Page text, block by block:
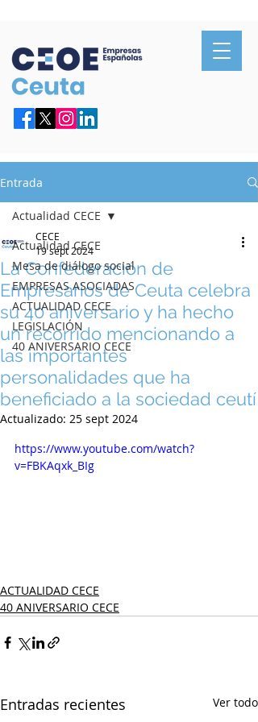
Entrada
Actualidad CECE
Mesa de diálogo social
EMPRESAS ASOCIADAS
ACTUALIDAD CECE
LEGISLACIÓN
40 ANIVERSARIO CECE
Actualidad CECE
La Confederación de
Empresarios de Ceuta celebra
su 40 aniversario y ha hecho
un recorrido mencionando a
las importantes
personalidades que ha
beneficiado a la sociedad ceutí
CECE
19 sept 2024
Actualizado: 25 sept 2024
https://www.youtube.com/watch?
v=FBKAqxk_BIg
ACTUALIDAD CECE
40 ANIVERSARIO CECE
Entradas recientes Ver todo